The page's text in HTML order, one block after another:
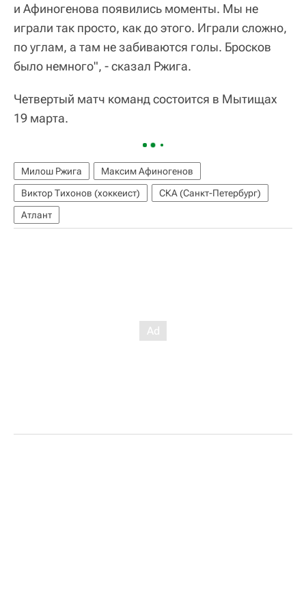
и Афиногенова появились моменты. Мы не
играли так просто, как до этого. Играли сложно,
по углам, а там не забиваются голы. Бросков
было немного", - сказал Ржига.
Четвертый матч команд состоится в Мытищах
19 марта.
Милош Ржига
Максим Афиногенов
Виктор Тихонов (хоккеист)
СКА (Санкт-Петербург)
Атлант